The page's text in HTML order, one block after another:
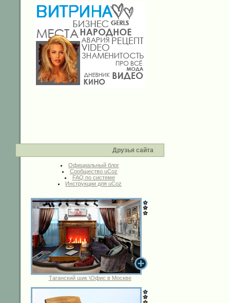
Друзья сайта
Официальный блог
Сообщество uCoz
FAQ по системе
Инструкции для uCoz
Таганский шик \Офис в Москве